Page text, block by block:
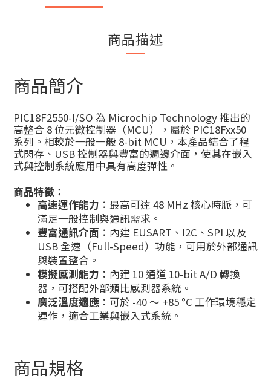
商品描述
商品簡介
PIC18F2550-I/SO 為 Microchip Technology 推出的
高整合 8 位元微控制器（MCU），屬於 PIC18Fxx50
系列。相較於一般一般 8-bit MCU，本產品結合了程
式閃存、USB 控制器與豐富的週邊介面，使其在嵌入
式與控制系統應用中具有高度彈性。
商品特徵：
高速運作能力 ：最高可達 48 MHz 核心時脈，可
滿足一般控制與通訊需求。
豐富通訊介面 ：內建 EUSART、I2C、SPI 以及
USB 全速（Full-Speed）功能，可用於外部通訊
與裝置整合。
模擬感測能力 ：內建 10 通道 10-bit A/D 轉換
器，可搭配外部類比感測器系統。
廣泛溫度適應 ：可於 -40 ～ +85 °C 工作環境穩定
運作，適合工業與嵌入式系統。
商品規格